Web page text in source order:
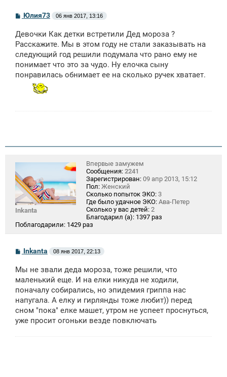
С
б
щ
н
и
Юлия73 06 янв 2017, 13:16
Девочки Как детки встретили Дед мороза ?
Расскажите. Мы в этом году не стали заказывать на
следующий год решили подумала что рано ему не
понимает что это за чудо. Ну елочка сыну
понравилась обнимает ее на сколько ручек хватает.
Inkanta
Впервые замужем
Сообщения: 2241
Зарегистрирован: 09 апр 2013, 15:12
Пол: Женский
Сколько попыток ЭКО: 3
Где было удачное ЭКО: Ава-Петер
Сколько у вас детей: 2
Благодарил (а): 1397 раз
Поблагодарили: 1429 раз
С
б
щ
н
и
Inkanta 08 янв 2017, 22:13
Мы не звали деда мороза, тоже решили, что
маленький еще. И на елки никуда не ходили,
поначалу собирались, но эпидемия гриппа нас
напугала. А елку и гирлянды тоже любит)) перед
сном "пока" елке машет, утром не успеет проснуться,
уже просит огоньки везде повключать